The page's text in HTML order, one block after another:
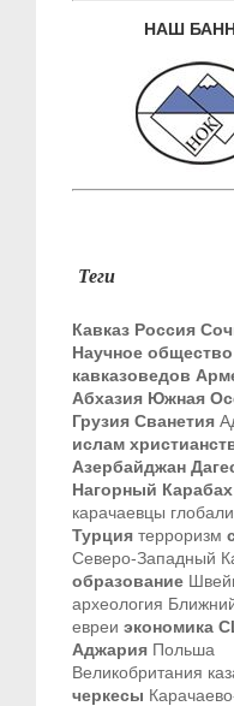
НАШ
Теги
Кавказ Россия
Научное общество
кавказоведов
Абхазия Южная
Грузия Сванетия
ислам
Азербайджан
Нагорный Карабах
карачаевцы
Турция терроризм
Северо-Западный
образование
археология
евреи экономика
Аджария Польша
Великобритания
черкесы